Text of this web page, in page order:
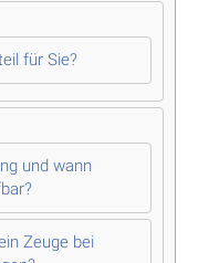
für Sie?
und wann
Zeuge bei